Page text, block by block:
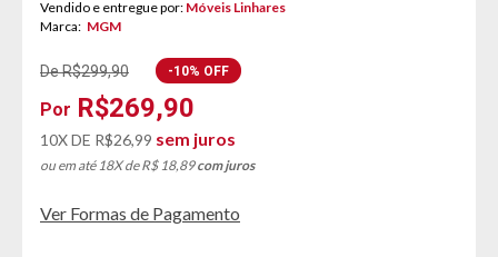
Vendido e entregue por: Móveis Linhares
Marca: MGM
De R$299,90
R$269,90
-10% OFF
10X DE R$26,99 sem juros
ou em até 18X de R$ 18,89com juros
Ver Formas de Pagamento